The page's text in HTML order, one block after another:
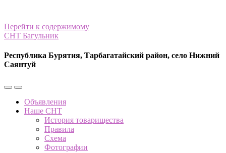
Перейти к содержимому
СНТ Багульник
Республика Бурятия, Тарбагатайский район, село Нижний
Саянтуй
Переключить
мобильное
меню
Переключить
поле
поиска
Объявления
Наше СНТ
История товарищества
Правила
Схема
Фотографии